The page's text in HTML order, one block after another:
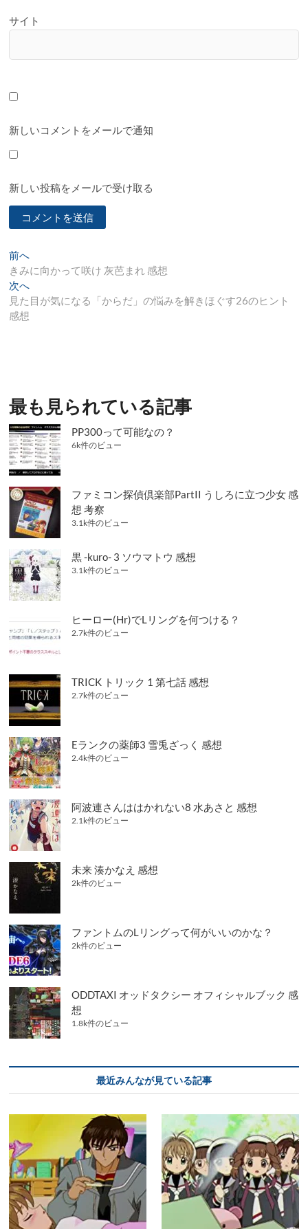
サイト
新しいコメントをメールで通知
新しい投稿をメールで受け取る
投
稿
ナ
ビ
ョ
ン
前へ
去
投
きみに向かって咲け 灰芭まれ 感想
次へ
の
見た目が気になる「からだ」の悩みを解きほぐす26のヒント
感想
最も見られている記事
PP300って可能なの？
6k件のビュー
ファミコン探偵倶楽部PartII うしろに立つ少女 感
想 考察
3.1k件のビュー
黒 -kuro- 3 ソウマトウ 感想
3.1k件のビュー
ヒーロー(Hr)でLリングを何つける？
2.7k件のビュー
TRICK トリック 1 第七話 感想
2.7k件のビュー
Eランクの薬師3 雪兎ざっく 感想
2.4k件のビュー
阿波連さんははかれない8 水あさと 感想
2.1k件のビュー
未来 湊かなえ 感想
2k件のビュー
ファントムのLリングって何がいいのかな？
2k件のビュー
ODDTAXI オッドタクシー オフィシャルブック 感
想
1.8k件のビュー
最近みんなが見ている記事